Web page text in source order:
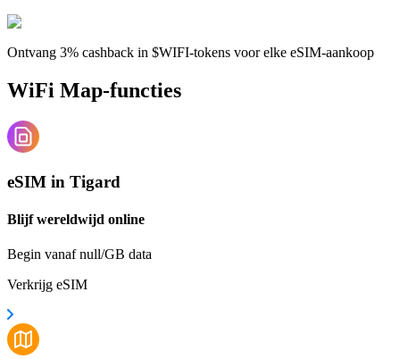
Ontvang 3% cashback in $WIFI-tokens voor elke eSIM-aankoop
WiFi Map-functies
eSIM in Tigard
Blijf wereldwijd online
Begin vanaf null/GB data
Verkrijg eSIM